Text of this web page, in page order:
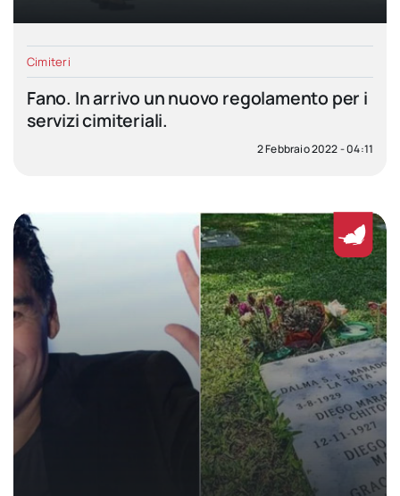
Cimiteri
Fano. In arrivo un nuovo regolamento per i
servizi cimiteriali.
2 Febbraio 2022 - 04:11